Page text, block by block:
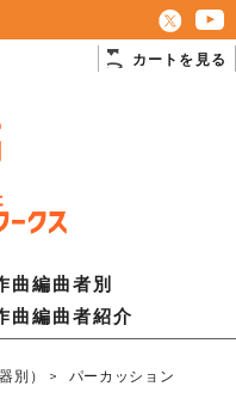
カートを見る
曲編曲者別
曲編曲者紹介
別） > パーカッション